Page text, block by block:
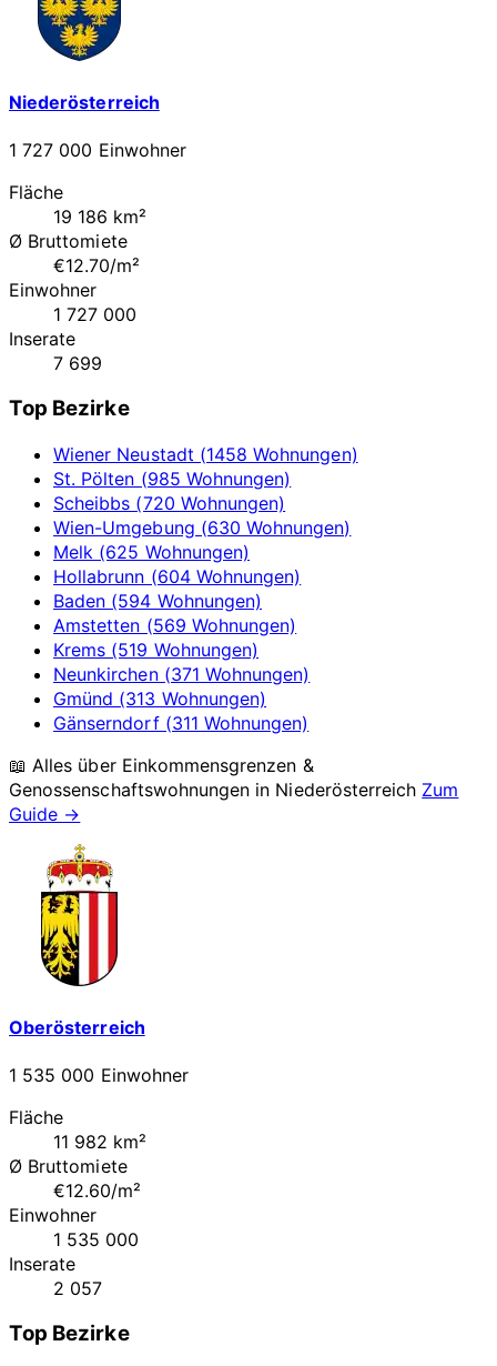
Niederösterreich
1 727 000 Einwohner
Fläche
19 186 km²
Ø Bruttomiete
€12.70/m²
Einwohner
1 727 000
Inserate
7 699
Top Bezirke
Wiener Neustadt (1458 Wohnungen)
St. Pölten (985 Wohnungen)
Scheibbs (720 Wohnungen)
Wien-Umgebung (630 Wohnungen)
Melk (625 Wohnungen)
Hollabrunn (604 Wohnungen)
Baden (594 Wohnungen)
Amstetten (569 Wohnungen)
Krems (519 Wohnungen)
Neunkirchen (371 Wohnungen)
Gmünd (313 Wohnungen)
Gänserndorf (311 Wohnungen)
📖 Alles über Einkommensgrenzen &
Genossenschaftswohnungen in Niederösterreich Zum
Guide →
Oberösterreich
1 535 000 Einwohner
Fläche
11 982 km²
Ø Bruttomiete
€12.60/m²
Einwohner
1 535 000
Inserate
2 057
Top Bezirke